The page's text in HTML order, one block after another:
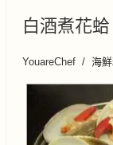
白酒煮花蛤
YouareChef 海